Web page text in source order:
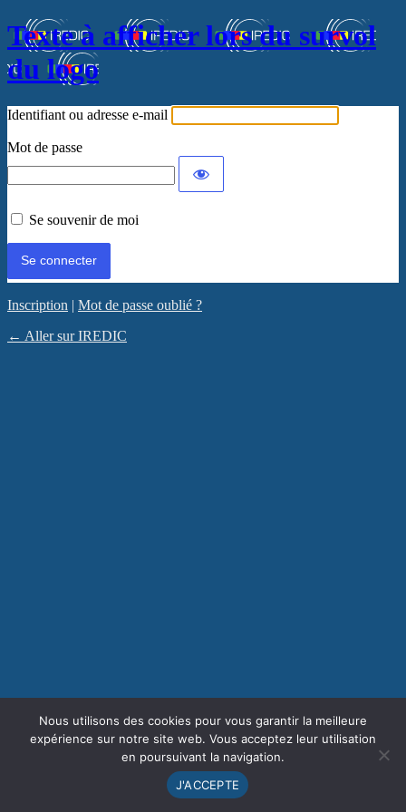
Texte à afficher lors du survol
du logo
Identifiant ou adresse e-mail
Mot de passe
Se souvenir de moi
Inscription | Mot de passe oublié ?
← Aller sur IREDIC
Nous utilisons des cookies pour vous garantir la meilleure
expérience sur notre site web. Vous acceptez leur utilisation
en poursuivant la navigation.
J'ACCEPTE